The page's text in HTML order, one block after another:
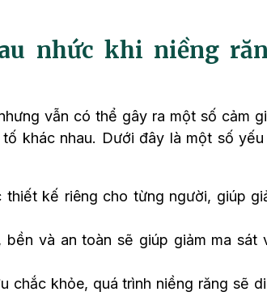
nhức khi niềng
vẫn có thể gây ra một số cảm
khác nhau. Dưới đây là một số
thiết kế riêng cho từng người, giúp
và an toàn sẽ giúp giảm ma sát
chắc khỏe, quá trình niềng răng sẽ